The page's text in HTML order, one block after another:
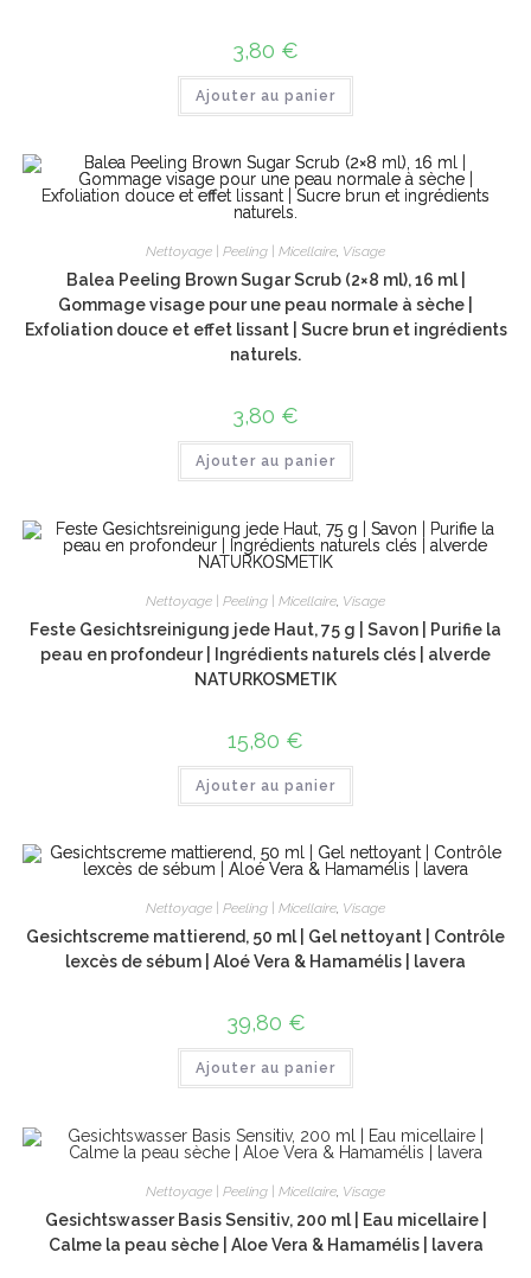
3,80 €
Ajouter au panier
Nettoyage | Peeling | Micellaire, Visage
Balea Peeling Brown Sugar Scrub (2×8 ml), 16 ml |
Gommage visage pour une peau normale à sèche |
Exfoliation douce et effet lissant | Sucre brun et ingrédients
naturels.
3,80 €
Ajouter au panier
Nettoyage | Peeling | Micellaire Visage
Feste Gesichtsreinigung jede Haut, 75 g | Savon | Purifie la
peau en profondeur | Ingrédients naturels clés | alverde
NATURKOSMETIK
15,80 €
Ajouter au panier
Nettoyage | Peeling | Micellaire, Visage
Gesichtscreme mattierend, 50 ml | Gel nettoyant | Contrôle
lexcès de sébum | Aloé Vera & Hamamélis | lavera
39,80 €
Ajouter au panier
Nettoyage | Peeling | Micellaire Visage
Gesichtswasser Basis Sensitiv, 200 ml | Eau micellaire |
Calme la peau sèche | Aloe Vera & Hamamélis | lavera